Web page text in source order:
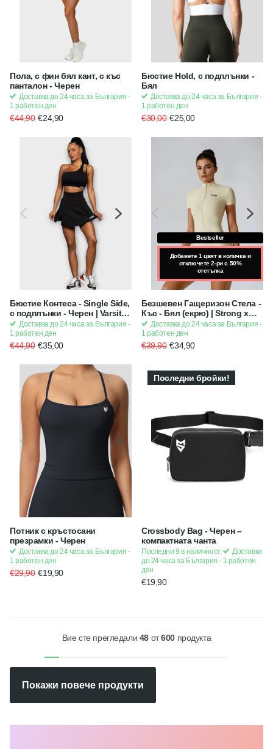
Пола, с фин бял кант, с къс
панталон - Черен
Доставка до 24 часа за България -
1 работен ден
€44,90 €24,90
Бюстие Hold, с подплънки -
Бял
Доставка до 24 часа за България -
1 работен ден
€30,00 €25,00
Бюстие Контеса - Single Side,
с подплънки - Черен | Varsity
серия
Доставка до 24 часа за България -
1 работен ден
€44,90 €35,00
Bestseller
Добавете 1 цвят в количка и
отключете 2-ри с 50%
отстъпка
Безшевен Гащеризон Стела -
Къс - Бял (екрю) | Strong x
Feminine
Доставка до 24 часа за България -
1 работен ден
€39,90 €34,90
Потник с кръстосани
презрамки - Черен
Доставка до 24 часа за България -
1 работен ден
€29,90 €19,90
Последни бройки!
Crossbody Bag - Черен –
компактната чанта
Последни 9 в наличност.
Доставка
до 24 часа за България - 1 работен
ден
€19,90
Вие сте прегледали 48от600 продукта
Покажи повече продукти